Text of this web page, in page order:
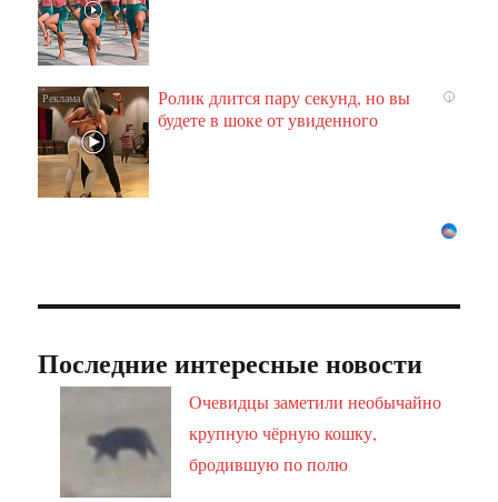
i
Ролик длится пару секунд, но вы
будете в шоке от увиденного
Последние интересные новости
Очевидцы заметили необычайно
крупную чёрную кошку,
бродившую по полю